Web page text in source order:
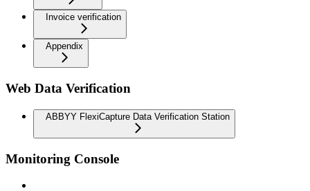
Invoice verification
Appendix
Web Data Verification
ABBYY FlexiCapture Data Verification Station
Monitoring Console